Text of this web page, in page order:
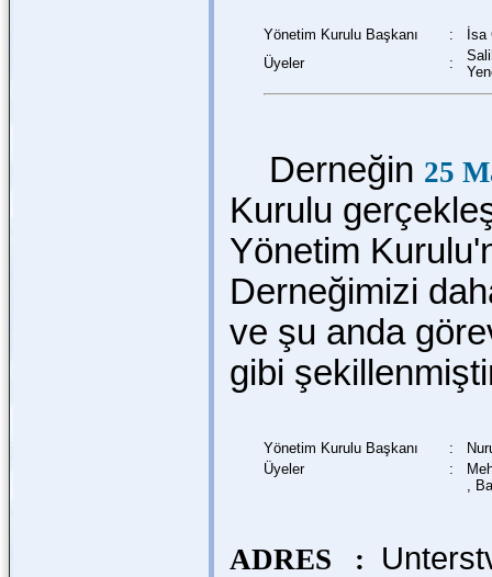
Yönetim Kurulu Başkanı :
İsa
Üyeler
:
Derneğin 25
Kurulu
Yönetim
Derneğimizi
ve şu anda
gibi
Yönetim Kurulu Başkanı :
Üyeler
:
,
ADRES :